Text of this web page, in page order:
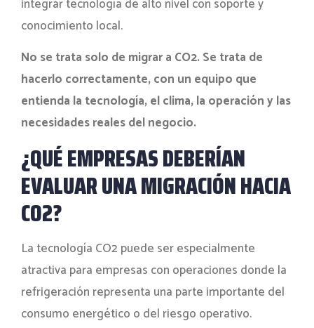
integrar tecnología de alto nivel con soporte y
conocimiento local.
No se trata solo de migrar a CO2. Se trata de
hacerlo correctamente, con un equipo que
entienda la tecnología, el clima, la operación y las
necesidades reales del negocio.
¿QUÉ EMPRESAS DEBERÍAN
EVALUAR UNA MIGRACIÓN HACIA
CO2?
La tecnología CO2 puede ser especialmente
atractiva para empresas con operaciones donde la
refrigeración representa una parte importante del
consumo energético o del riesgo operativo.